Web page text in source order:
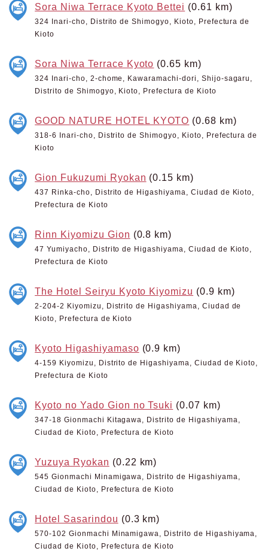
Sora Niwa Terrace Kyoto Bettei (0.61 km)
324 Inari-cho, Distrito de Shimogyo, Kioto, Prefectura de
Kioto
Sora Niwa Terrace Kyoto (0.65 km)
324 Inari-cho, 2-chome, Kawaramachi-dori, Shijo-sagaru,
Distrito de Shimogyo, Kioto, Prefectura de Kioto
GOOD NATURE HOTEL KYOTO (0.68 km)
318-6 Inari-cho, Distrito de Shimogyo, Kioto, Prefectura de
Kioto
Gion Fukuzumi Ryokan (0.15 km)
437 Rinka-cho, Distrito de Higashiyama, Ciudad de Kioto,
Prefectura de Kioto
Rinn Kiyomizu Gion (0.8 km)
47 Yumiyacho, Distrito de Higashiyama, Ciudad de Kioto,
Prefectura de Kioto
The Hotel Seiryu Kyoto Kiyomizu (0.9 km)
2-204-2 Kiyomizu, Distrito de Higashiyama, Ciudad de
Kioto, Prefectura de Kioto
Kyoto Higashiyamaso (0.9 km)
4-159 Kiyomizu, Distrito de Higashiyama, Ciudad de Kioto,
Prefectura de Kioto
Kyoto no Yado Gion no Tsuki (0.07 km)
347-18 Gionmachi Kitagawa, Distrito de Higashiyama,
Ciudad de Kioto, Prefectura de Kioto
Yuzuya Ryokan (0.22 km)
545 Gionmachi Minamigawa, Distrito de Higashiyama,
Ciudad de Kioto, Prefectura de Kioto
Hotel Sasarindou (0.3 km)
570-102 Gionmachi Minamigawa, Distrito de Higashiyama,
Ciudad de Kioto, Prefectura de Kioto